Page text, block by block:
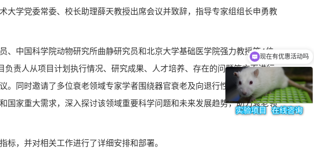
学党委常委、校长助理薛天教授出席会议并致辞，指导专家组组长申勇教
中国科学院动物研究所曲静研究员和北京大学基础医学院强力教授等4位
责人从项目计划执行情况、研究成果、人才培养、存在的问题等方面进行
同时邀请了多位衰老领域专家学者围绕器官衰老及向退行性变化演变的规
家重大需求，深入探讨该领域重要科学问题和未来发展趋势，助力衰老领
，并对相关工作进行了详细安排和部署。
现在有优惠活动吗